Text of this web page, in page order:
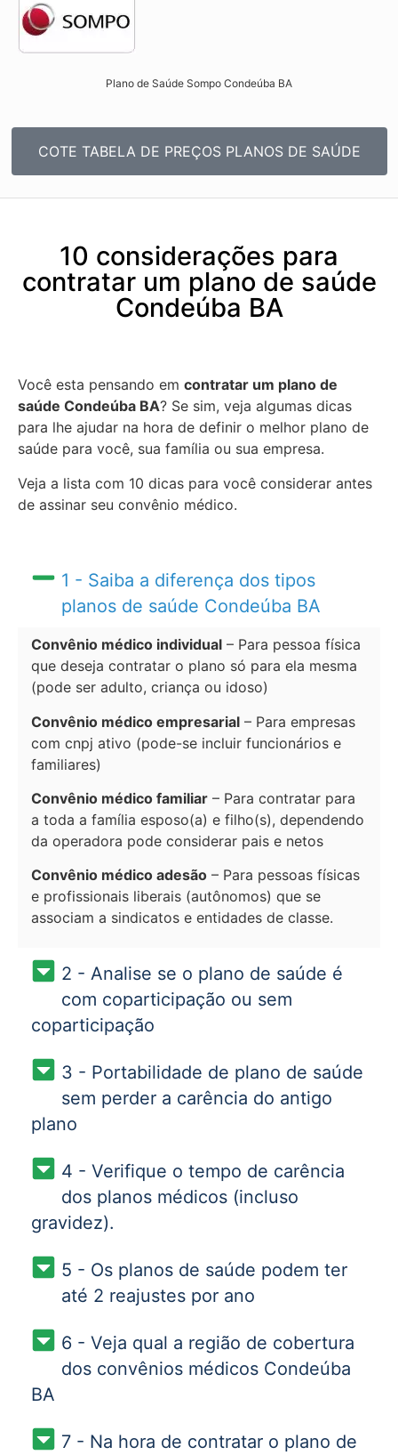
Plano de Saúde Sompo Condeúba BA​
COTE TABELA DE PREÇOS PLANOS DE SAÚDE
10 considerações para
contratar um plano de saúde
Condeúba BA
Você esta pensando em contratar um plano de
saúde Condeúba BA? Se sim, veja algumas dicas
para lhe ajudar na hora de definir o melhor plano de
saúde para você, sua família ou sua empresa.
Veja a lista com 10 dicas para você considerar antes
de assinar seu convênio médico.
1 - Saiba a diferença dos tipos
planos de saúde Condeúba BA
Convênio médico individual – Para pessoa física
que deseja contratar o plano só para ela mesma
(pode ser adulto, criança ou idoso)
Convênio médico empresarial – Para empresas
com cnpj ativo (pode-se incluir funcionários e
familiares)
Convênio médico familiar – Para contratar para
a toda a família esposo(a) e filho(s), dependendo
da operadora pode considerar pais e netos
Convênio médico adesão – Para pessoas físicas
e profissionais liberais (autônomos) que se
associam a sindicatos e entidades de classe.
2 - Analise se o plano de saúde é
com coparticipação ou sem
coparticipação
3 - Portabilidade de plano de saúde
sem perder a carência do antigo
plano
4 - Verifique o tempo de carência
dos planos médicos (incluso
gravidez).
5 - Os planos de saúde podem ter
até 2 reajustes por ano
6 - Veja qual a região de cobertura
dos convênios médicos Condeúba
BA
7 - Na hora de contratar o plano de